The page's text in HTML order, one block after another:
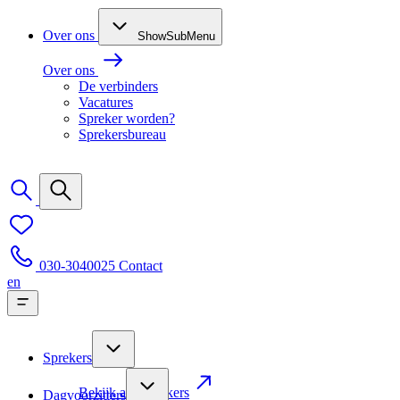
Over ons ShowSubMenu
Over ons
De verbinders
Vacatures
Spreker worden?
Sprekersbureau
030-3040025 Contact
en
Sprekers
Bekijk alle sprekers
Dagvoorzitters